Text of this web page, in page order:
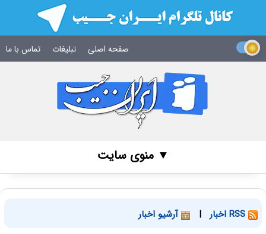
صفحه اصلی تبلیغات تماس با ما
▼ منوی سایت
| آرشیو اخبار